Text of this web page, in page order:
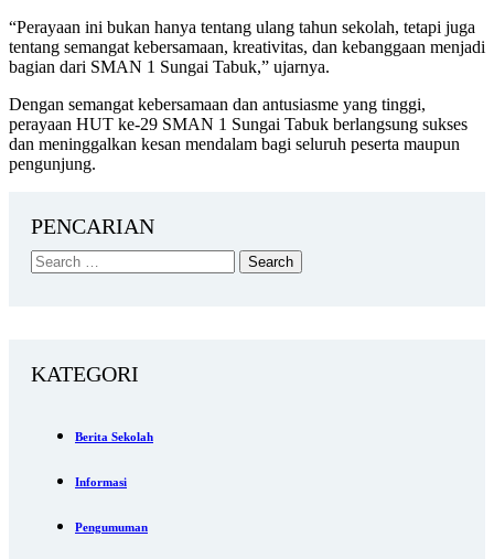
“Perayaan ini bukan hanya tentang ulang tahun sekolah, tetapi juga
tentang semangat kebersamaan, kreativitas, dan kebanggaan menjadi
bagian dari SMAN 1 Sungai Tabuk,” ujarnya.
Dengan semangat kebersamaan dan antusiasme yang tinggi,
perayaan HUT ke-29 SMAN 1 Sungai Tabuk berlangsung sukses
dan meninggalkan kesan mendalam bagi seluruh peserta maupun
pengunjung.
PENCARIAN
KATEGORI
Berita Sekolah
Informasi
Pengumuman